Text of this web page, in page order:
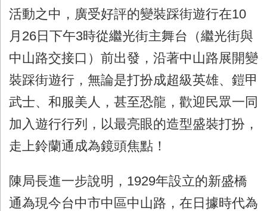
活動之中，廣受好評的變裝踩街遊行在10
月26日下午3時從繼光街主舞台（繼光街與
中山路交接口）前出發，沿著中山路展開變
裝踩街遊行，無論是打扮成超級英雄、鎧甲
武士、和服美人，甚至恐龍，歡迎民眾一同
加入遊行行列，以最亮眼的造型盛裝打扮，
走上鈴蘭通成為鏡頭焦點！
陳局長進一步說明，1929年設立的新盛橋
通為現今台中市中區中山路，在日據時代為